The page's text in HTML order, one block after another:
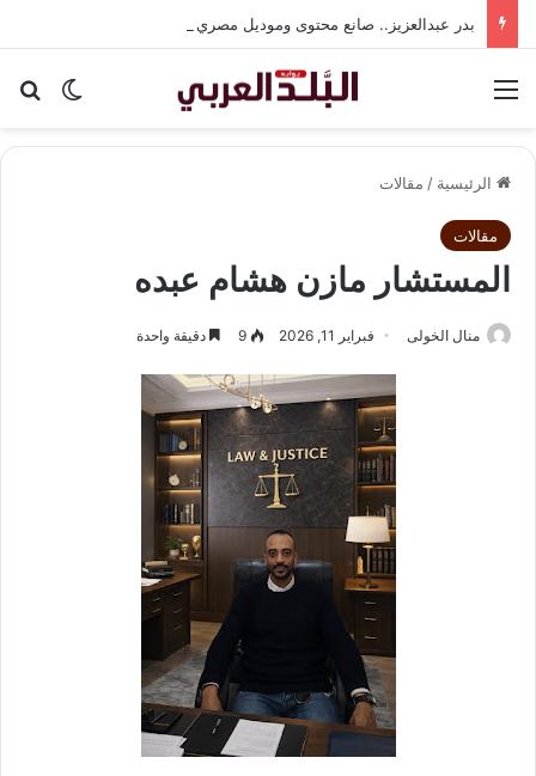
الوضع
الرئيسية / مقالات
مقالات
المستشار مازن هشام عبده
منال الخولى فبراير 11, 2026 9 دقيقة واحدة